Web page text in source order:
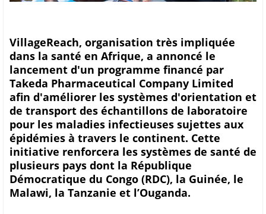
VillageReach, organisation très impliquée
dans la santé en Afrique, a annoncé le
lancement d'un programme financé par
Takeda Pharmaceutical Company Limited
afin d'améliorer les systèmes d'orientation et
de transport des échantillons de laboratoire
pour les maladies infectieuses sujettes aux
épidémies à travers le continent. Cette
initiative renforcera les systèmes de santé de
plusieurs pays dont la République
Démocratique du Congo (RDC), la Guinée, le
Malawi, la Tanzanie et l’Ouganda.